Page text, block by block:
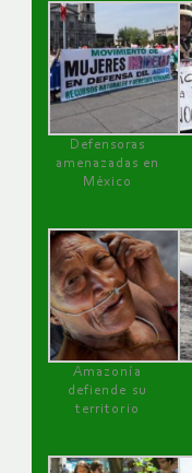
Defensoras
amenazadas en
México
Amazonía
defiende su
territorio